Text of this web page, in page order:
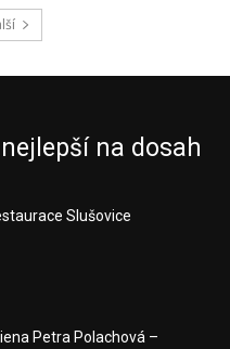
na dosah
Slušovice
Petra Polachová –